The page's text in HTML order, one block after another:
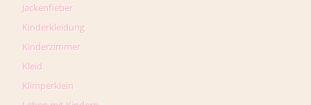
Jackenfieber
Kinderkleidung
Kinderzimmer
Kleid
Klimperklein